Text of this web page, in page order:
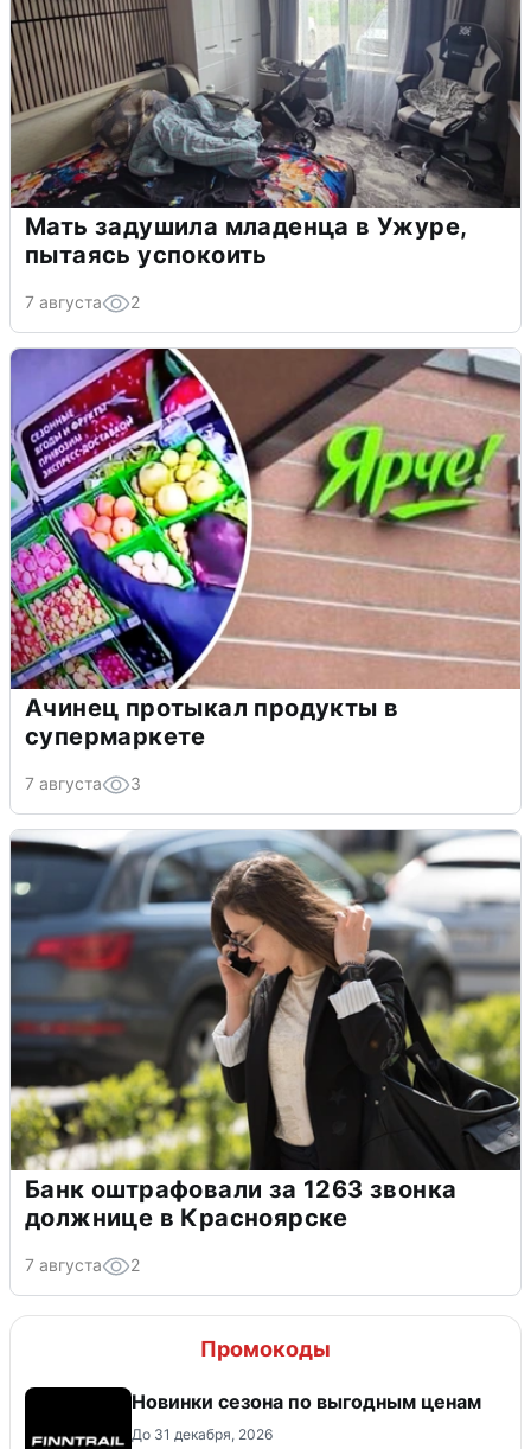
Мать задушила младенца в Ужуре,
пытаясь успокоить
7 августа 2
Ачинец протыкал продукты в
супермаркете
7 августа 3
Банк оштрафовали за 1263 звонка
должнице в Красноярске
7 августа 2
Промокоды
Новинки сезона по выгодным ценам
До 31 декабря, 2026